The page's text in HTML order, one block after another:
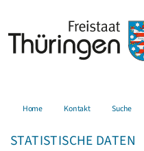
Home Kontakt Suche
STATISTISCHE DATEN